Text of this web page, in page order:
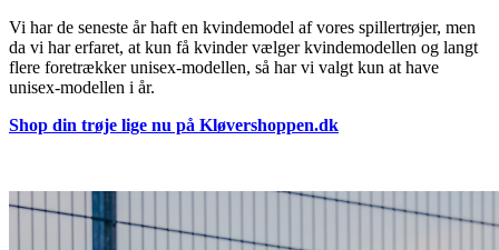
Vi har de seneste år haft en kvindemodel af vores spillertrøjer, men
da vi har erfaret, at kun få kvinder vælger kvindemodellen og langt
flere foretrækker unisex-modellen, så har vi valgt kun at have
unisex-modellen i år.
Shop din trøje lige nu på Kløvershoppen.dk